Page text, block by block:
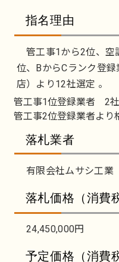
指名理由
管工事1から2位、空
位、BからCランク登
店）より12社選定 。
管工事1位登録業者 2社
管工事2位登録業者よ
落札業者
有限会社ムサシ工業
落札価格（消費
24,450,000円
予定価格（消費